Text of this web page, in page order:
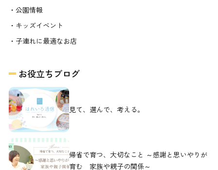
・公園情報
・キッズイベント
・子連れに最適なお店
お役立ちブログ
見て、選んで、考える。
帰省で育つ、大切なこと ～感謝と思いやりが
育む 家族や親子の関係～